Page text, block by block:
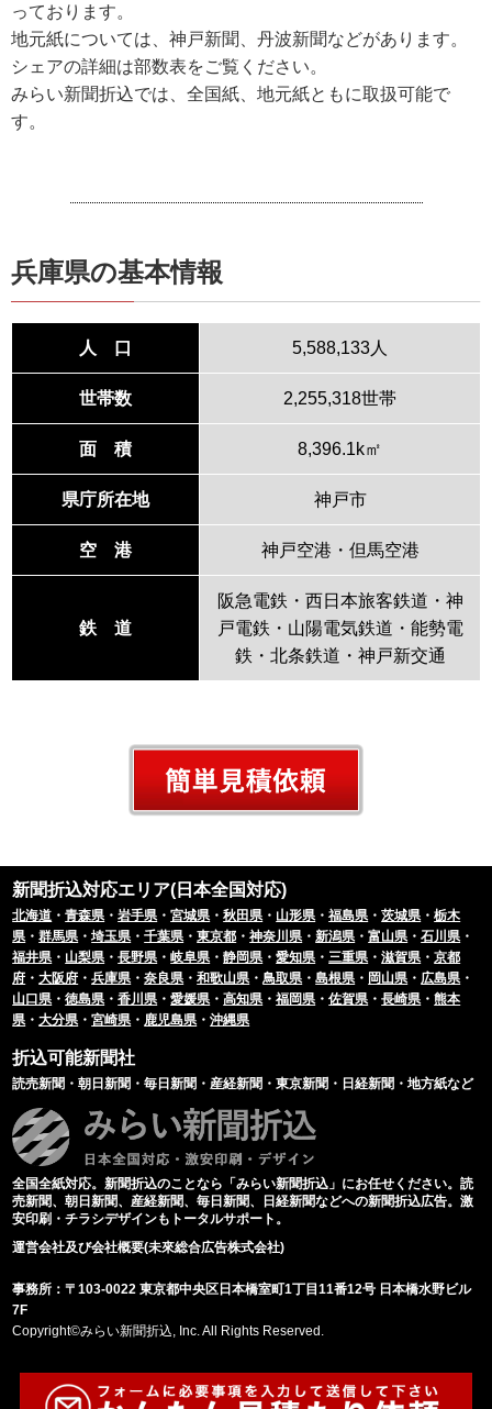
っております。
地元紙については、神戸新聞、丹波新聞などがあります。
シェアの詳細は部数表をご覧ください。
みらい新聞折込では、全国紙、地元紙ともに取扱可能で
す。
兵庫県の基本情報
人 口 5,588,133人
世帯数 2,255,318世帯
面 積 8,396.1k㎡
県庁所在地 神戸市
空 港 神戸空港・但馬空港
鉄 道
阪急電鉄・西日本旅客鉄道・神
戸電鉄・山陽電気鉄道・能勢電
鉄・北条鉄道・神戸新交通
新聞折込対応エリア(日本全国対応)
北海道 ・青森県 ・岩手県 ・宮城県 ・秋田県 ・ 山形県 ・福島県 ・茨城県 ・栃木
県 ・群馬県 ・埼玉県 ・千葉県 ・東京都 ・神奈川県 ・新潟県 ・富山県 ・石川県 ・
福井県 ・ 山梨県 ・長野県 ・岐阜県 ・静岡県 ・愛知県 ・ 三重県 ・滋賀県 ・京都
府 ・大阪府 ・兵庫県 ・奈良県 ・和歌山県 ・鳥取県 ・島根県 ・ 岡山県 ・ 広島県 ・
山口県 ・徳島県 ・香川県 ・愛媛県 ・高知県 ・福岡県 ・佐賀県 ・長崎県 ・熊本
県 ・大分県 ・宮崎県 ・ 鹿児島県 ・沖縄県
折込可能新聞社
読売新聞・朝日新聞・毎日新聞・産経新聞・東京新聞・日経新聞・地方紙など
全国全紙対応。新聞折込のことなら「みらい新聞折込」にお任せください。読
売新聞、朝日新聞、産経新聞、毎日新聞、日経新聞などへの新聞折込広告。激
安印刷・チラシデザインもトータルサポート。
運営会社及び会社概要(未來総合広告株式会社)
事務所：〒103-0022 東京都中央区日本橋室町1丁目11番12号 日本橋水野ビル
7F
Copyright©みらい新聞折込, Inc. All Rights Reserved.